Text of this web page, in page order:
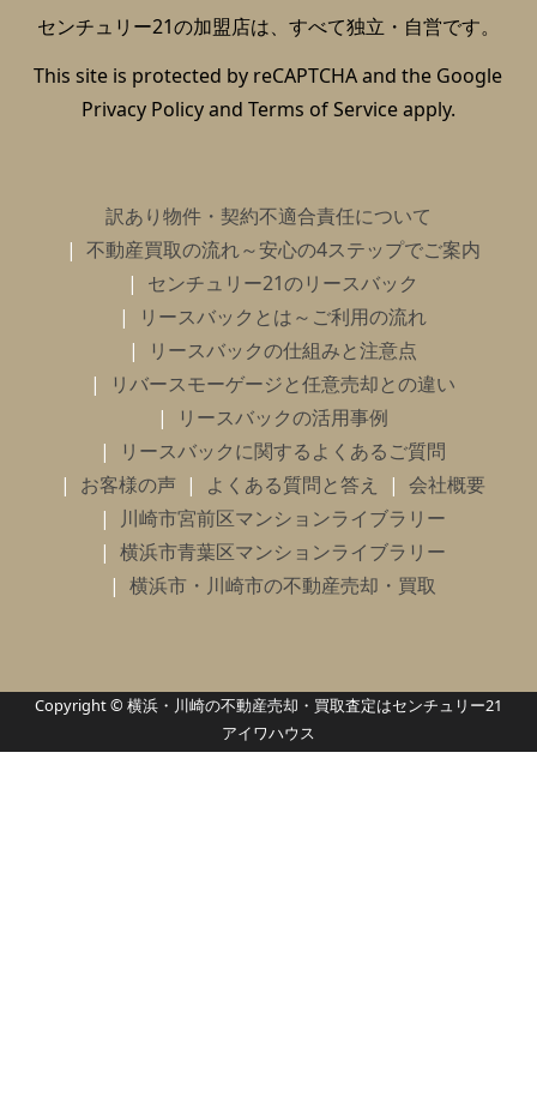
センチュリー21の加盟店は、すべて独立・自営です。
This site is protected by reCAPTCHA and the Google
Privacy Policyand Terms of Serviceapply.
訳あり物件・契約不適合責任について
不動産買取の流れ～安心の4ステップでご案内
センチュリー21のリースバック
リースバックとは～ご利用の流れ
リースバックの仕組みと注意点
リバースモーゲージと任意売却との違い
リースバックの活用事例
リースバックに関するよくあるご質問
お客様の声
よくある質問と答え
会社概要
川崎市宮前区マンションライブラリー
横浜市青葉区マンションライブラリー
横浜市・川崎市の不動産売却・買取
Copyright © 横浜・川崎の不動産売却・買取査定はセンチュリー21
アイワハウス